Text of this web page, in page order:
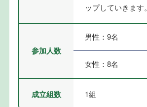
ップしていきます。
参加人数
男性：9名
女性：8名
成立組数 1組